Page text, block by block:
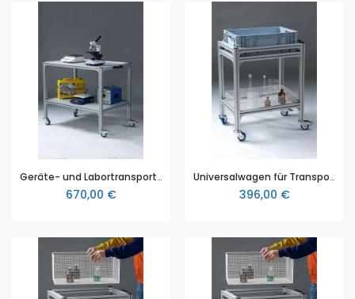
Geräte- und Labortransportwagen mit Polypropylenplatten (PP), Höhe 90 cm, Breite 95 cm, Tiefe 60 cm, Nutzlast 150kg
670,00 €
Universalwagen für Transportkörbe aus Draht oder Transportwannen aus Kunststoff, Höhe 85 cm, Breite 70 cm, Tiefe 50 cm, Traglast 100kg
396,00 €